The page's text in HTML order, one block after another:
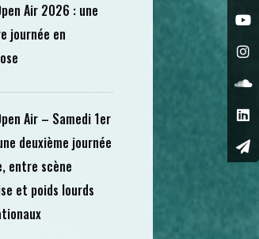
Air 2026 : une
journée en
Air – Samedi 1er
deuxième journée
entre scène
et poids lourds